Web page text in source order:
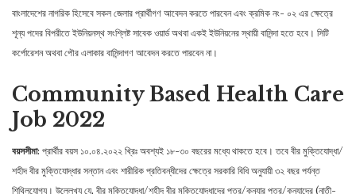
বাংলাদেশের নাগরিক হিসেবে সকল জেলার প্রার্থীগণ আবেদন করতে পারবেন এবং ক্রমিক নং- ০২ এর ক্ষেত্রে
শূন্য পদের বিপরীতে ইউনিয়নস্থ সংশ্লিষ্ট সাবেক ওয়ার্ড অথবা একই ইউনিয়নের স্থায়ী বাসিন্দা হতে হবে। সিটি
কর্পোরেশন অথবা পৌর এলাকার বাসিন্দাগণ আবেদন করতে পারবেন না।
Community Based Health Care
Job 2022
বয়সসীমা: প্রার্থীর বয়স ১০.০৪.২০২২ খ্রিঃ অবশ্যই ১৮-৩০ বছরের মধ্যে থাকতে হবে। তবে বীর মুক্তিযােদ্ধা/
শহীদ বীর মুক্তিযােদ্ধার সন্তান এবং শারীরিক প্রতিবন্ধীদের ক্ষেত্রে সরকারি বিধি অনুযায়ী ৩২ বছর পর্যন্ত
শিথিলযােগ্য। উল্লেখ্য যে, বীর মুক্তিযােদ্ধা/শহীদ বীর মুক্তিযােদ্ধাদের পুত্র/কন্যার পুত্র/কন্যাদের (নাতী-